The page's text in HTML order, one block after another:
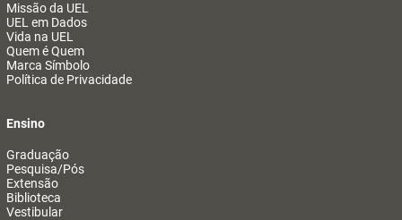
Missão da UEL
UEL em Dados
Vida na UEL
Quem é Quem
Marca Símbolo
Política de Privacidade
Ensino
Graduação
Pesquisa/Pós
Extensão
Biblioteca
Vestibular